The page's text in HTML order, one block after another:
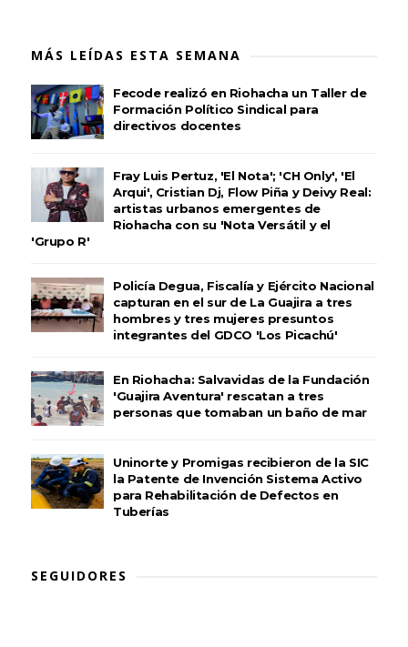
MÁS LEÍDAS ESTA SEMANA
Fecode realizó en Riohacha un Taller de
Formación Político Sindical para
directivos docentes
Fray Luis Pertuz, 'El Nota'; 'CH Only', 'El
Arqui', Cristian Dj, Flow Piña y Deivy Real:
artistas urbanos emergentes de
Riohacha con su 'Nota Versátil y el
'Grupo R'
Policía Degua, Fiscalía y Ejército Nacional
capturan en el sur de La Guajira a tres
hombres y tres mujeres presuntos
integrantes del GDCO 'Los Picachú'
En Riohacha: Salvavidas de la Fundación
'Guajira Aventura' rescatan a tres
personas que tomaban un baño de mar
Uninorte y Promigas recibieron de la SIC
la Patente de Invención Sistema Activo
para Rehabilitación de Defectos en
Tuberías
SEGUIDORES